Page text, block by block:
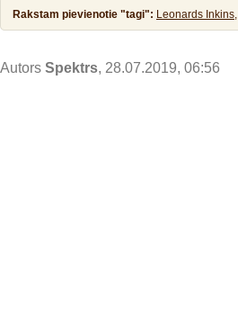
Rakstam pievienotie "tagi": Leonards Inkins,
Autors Spektrs, 28.07.2019, 06:56